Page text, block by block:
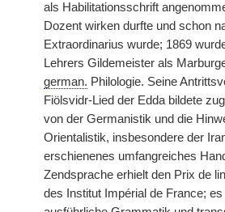
als Habilitationsschrift
Dozent wirken durfte und schon
Extraordinarius wurde; 1869
Lehrers Gildemeister als
german. Philologie. Seine
Fiölsvidr-Lied der Edda bildete
von der Germanistik und die
Orientalistik, insbesondere der
erschienenes umfangreiches
Zendsprache erhielt den Prix de
des Institut Impérial de France;